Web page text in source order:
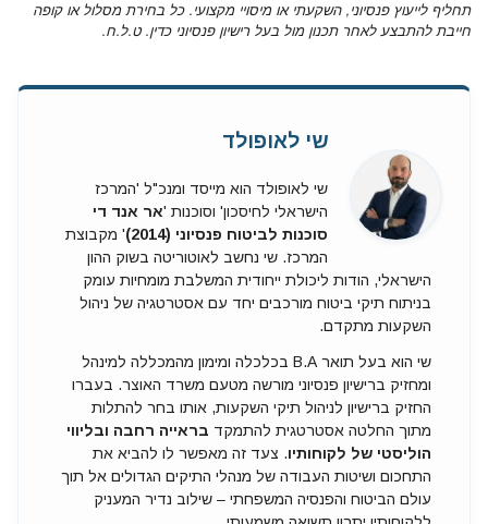
תחליף לייעוץ פנסיוני, השקעתי או מיסויי מקצועי. כל בחירת מסלול או קופה
חייבת להתבצע לאחר תכנון מול בעל רישיון פנסיוני כדין. ט.ל.ח.
שי לאופולד
שי לאופולד הוא מייסד ומנכ"ל 'המרכז
הישראלי לחיסכון' וסוכנות 'אר אנד די
סוכנות לביטוח פנסיוני (2014)
' מקבוצת
המרכז. שי נחשב לאוטוריטה בשוק ההון
הישראלי, הודות ליכולת ייחודית המשלבת מומחיות עומק
בניתוח תיקי ביטוח מורכבים יחד עם אסטרטגיה של ניהול
השקעות מתקדם.
שי הוא בעל תואר B.A בכלכלה ומימון מהמכללה למינהל
ומחזיק ברישיון פנסיוני מורשה מטעם משרד האוצר. בעברו
החזיק ברישיון לניהול תיקי השקעות, אותו בחר להתלות
מתוך החלטה אסטרטגית להתמקד בראייה רחבה ובליווי
הוליסטי של לקוחותיו. צעד זה מאפשר לו להביא את
התחכום ושיטות העבודה של מנהלי התיקים הגדולים אל תוך
עולם הביטוח והפנסיה המשפחתי – שילוב נדיר המעניק